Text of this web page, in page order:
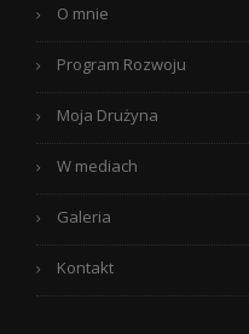
O mnie
Program Rozwoju
Moja Drużyna
W mediach
Galeria
Kontakt